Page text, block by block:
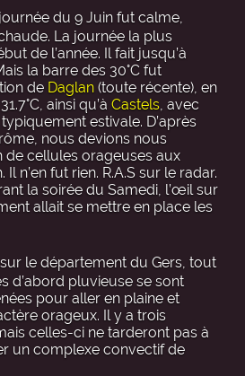
du 9 Juin fut calme,
La journée la plus
de l’année. Il fait jusqu’à
la barre des 30°C fut
de Daglan (toute récente), en
ainsi qu’à Castels , avec
estivale. D’après
nous devions nous
de cellules orageuses aux
Il n’en fut rien. R.A.S sur le radar.
la soirée du Samedi, l’œil sur
allait se mettre en place les
le département du Gers, tout
d’abord pluvieuse se sont
pour aller en plaine et
orageux. Il y a trois
celles-ci ne tarderont pas à
un complexe convectif de